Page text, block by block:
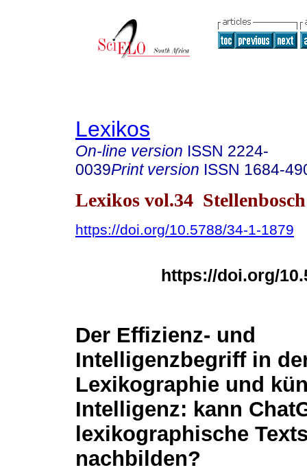
Lexikos
On-line version ISSN 2224-
0039Print version ISSN 1684-
Lexikos vol.34
https://doi.org/10.5788/34-1-1879
https://doi.org/
Der Effizienz- und
Intelligenzbegriff in
Lexikographie und
Intelligenz: kann
lexikographische
nachbilden?